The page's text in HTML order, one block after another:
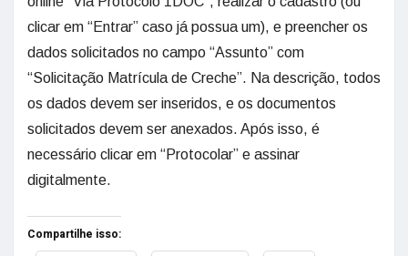
clicar em “Entrar” caso já possua um), e preencher os
dados solicitados no campo “Assunto” com
“Solicitação Matrícula de Creche”. Na descrição, todos
os dados devem ser inseridos, e os documentos
solicitados devem ser anexados. Após isso, é
necessário clicar em “Protocolar” e assinar
digitalmente.
Compartilhe isso: